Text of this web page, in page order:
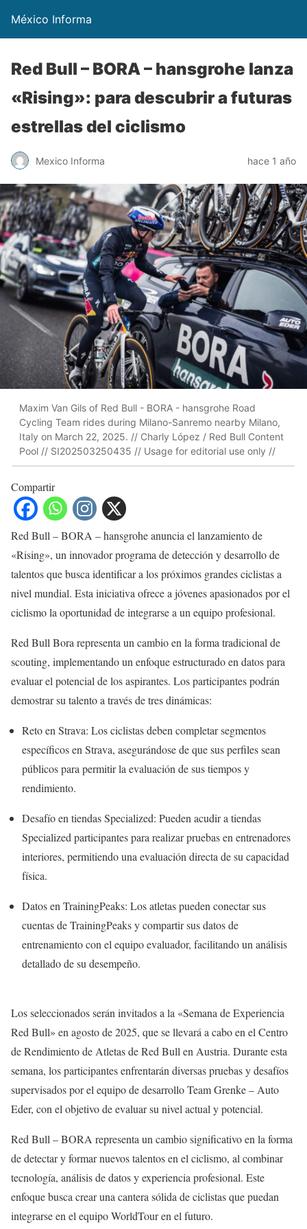
México Informa
Red Bull – BORA – hansgrohe lanza
«Rising»: para descubrir a futuras
estrellas del ciclismo
Mexico Informa hace 1 año
Maxim Van Gils of Red Bull - BORA - hansgrohe Road
Cycling Team rides during Milano-Sanremo nearby Milano,
Italy on March 22, 2025. // Charly López / Red Bull Content
Pool // SI202503250435 // Usage for editorial use only //
Compartir
Red Bull – BORA – hansgrohe anuncia el lanzamiento de
«Rising», un innovador programa de detección y desarrollo de
talentos que busca identificar a los próximos grandes ciclistas a
nivel mundial. Esta iniciativa ofrece a jóvenes apasionados por el
ciclismo la oportunidad de integrarse a un equipo profesional.
Red Bull Bora representa un cambio en la forma tradicional de
scouting, implementando un enfoque estructurado en datos para
evaluar el potencial de los aspirantes. Los participantes podrán
demostrar su talento a través de tres dinámicas:
Reto en Strava: Los ciclistas deben completar segmentos
específicos en Strava, asegurándose de que sus perfiles sean
públicos para permitir la evaluación de sus tiempos y
rendimiento.
Desafío en tiendas Specialized: Pueden acudir a tiendas
Specialized participantes para realizar pruebas en entrenadores
interiores, permitiendo una evaluación directa de su capacidad
física.
Datos en TrainingPeaks: Los atletas pueden conectar sus
cuentas de TrainingPeaks y compartir sus datos de
entrenamiento con el equipo evaluador, facilitando un análisis
detallado de su desempeño.
Los seleccionados serán invitados a la «Semana de Experiencia
Red Bull» en agosto de 2025, que se llevará a cabo en el Centro
de Rendimiento de Atletas de Red Bull en Austria. Durante esta
semana, los participantes enfrentarán diversas pruebas y desafíos
supervisados por el equipo de desarrollo Team Grenke – Auto
Eder, con el objetivo de evaluar su nivel actual y potencial.
Red Bull – BORA representa un cambio significativo en la forma
de detectar y formar nuevos talentos en el ciclismo, al combinar
tecnología, análisis de datos y experiencia profesional. Este
enfoque busca crear una cantera sólida de ciclistas que puedan
integrarse en el equipo WorldTour en el futuro.